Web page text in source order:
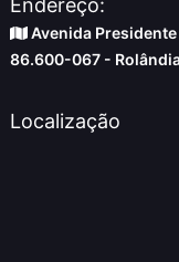
Endereço:
Avenida
86.600-067 -
Localização